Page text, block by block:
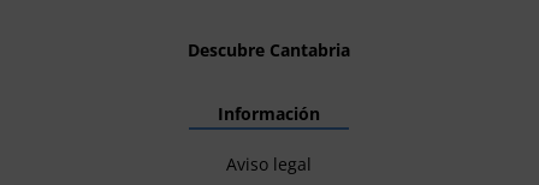
Descubre Cantabria
Información
Aviso legal